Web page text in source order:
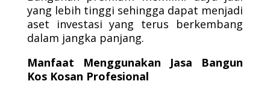
yang lebih tinggi sehingga dapat menjadi
aset investasi yang terus berkembang
dalam jangka panjang.
Manfaat Menggunakan Jasa Bangun
Kos Kosan Profesional